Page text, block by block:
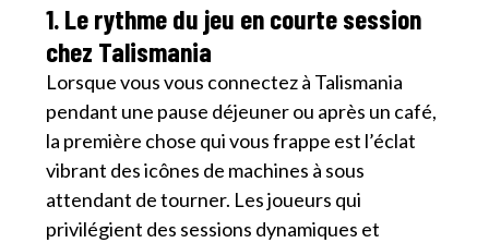
1. Le rythme du jeu en courte session
chez Talismania
Lorsque vous vous connectez à Talismania
pendant une pause déjeuner ou après un café,
la première chose qui vous frappe est l’éclat
vibrant des icônes de machines à sous
attendant de tourner. Les joueurs qui
privilégient des sessions dynamiques et